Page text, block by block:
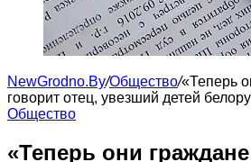
NewGrodno.By/Общество/«Теперь
говорит отец, увезший детей
Общество
«Теперь они